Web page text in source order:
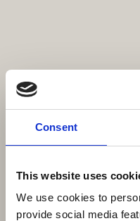
Consent
This website uses
We use cookies to
provide social media